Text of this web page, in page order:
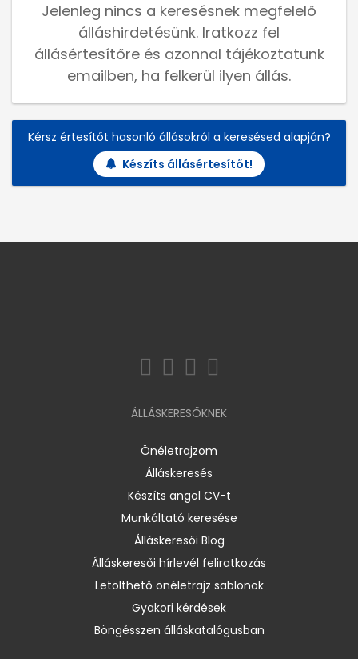
Jelenleg nincs a keresésnek megfelelő
álláshirdetésünk. Iratkozz fel
állásértesítőre és azonnal tájékoztatunk
emailben, ha felkerül ilyen állás.
Kérsz értesítőt hasonló állásokról a keresésed alapján?
Készíts állásértesítőt!
ÁLLÁSKERESŐKNEK
Önéletrajzom
Álláskeresés
Készíts angol CV-t
Munkáltató keresése
Álláskeresői Blog
Álláskeresői hírlevél feliratkozás
Letölthető önéletrajz sablonok
Gyakori kérdések
Böngésszen álláskatalógusban